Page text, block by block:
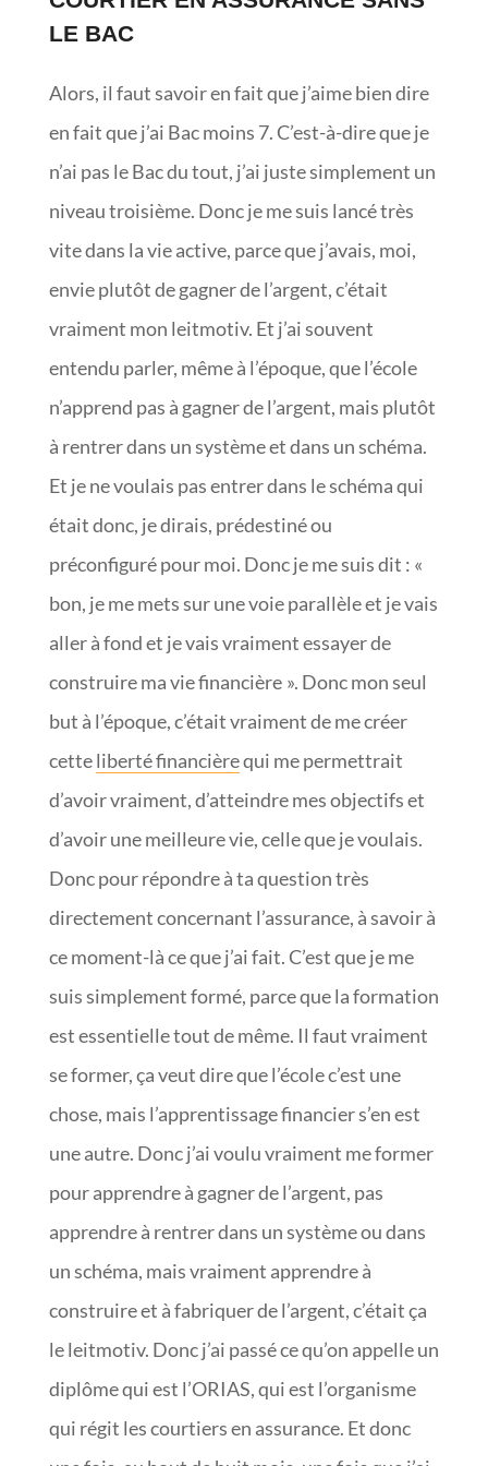
LE BAC
Alors, il faut savoir en fait que j’aime bien dire
en fait que j’ai Bac moins 7. C’est-à-dire que je
n’ai pas le Bac du tout, j’ai juste simplement un
niveau troisième. Donc je me suis lancé très
vite dans la vie active, parce que j’avais, moi,
envie plutôt de gagner de l’argent, c’était
vraiment mon leitmotiv. Et j’ai souvent
entendu parler, même à l’époque, que l’école
n’apprend pas à gagner de l’argent, mais plutôt
à rentrer dans un système et dans un schéma.
Et je ne voulais pas entrer dans le schéma qui
était donc, je dirais, prédestiné ou
préconfiguré pour moi. Donc je me suis dit : «
bon, je me mets sur une voie parallèle et je vais
aller à fond et je vais vraiment essayer de
construire ma vie financière ». Donc mon seul
but à l’époque, c’était vraiment de me créer
cetteliberté financièrequi me permettrait
d’avoir vraiment, d’atteindre mes objectifs et
d’avoir une meilleure vie, celle que je voulais.
Donc pour répondre à ta question très
directement concernant l’assurance, à savoir à
ce moment-là ce que j’ai fait. C’est que je me
suis simplement formé, parce que la formation
est essentielle tout de même. Il faut vraiment
se former, ça veut dire que l’école c’est une
chose, mais l’apprentissage financier s’en est
une autre. Donc j’ai voulu vraiment me former
pour apprendre à gagner de l’argent, pas
apprendre à rentrer dans un système ou dans
un schéma, mais vraiment apprendre à
construire et à fabriquer de l’argent, c’était ça
le leitmotiv. Donc j’ai passé ce qu’on appelle un
diplôme qui est l’ORIAS, qui est l’organisme
qui régit les courtiers en assurance. Et donc